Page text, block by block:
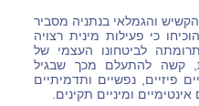
והגמלאי בנתניה מסביר
כי פעילות מינית רצויה
לביטחונו העצמי של
קשה להתעלם מכך שבגיל
פיזיים, נפשיים ותדמיתיים
ומיניים תקינים.